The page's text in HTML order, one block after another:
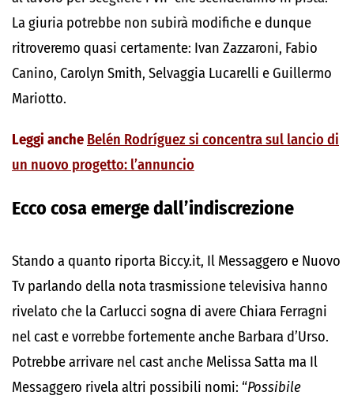
La giuria potrebbe non subirà modifiche e dunque
ritroveremo quasi certamente: Ivan Zazzaroni, Fabio
Canino, Carolyn Smith, Selvaggia Lucarelli e Guillermo
Mariotto.
Leggi anche Belén Rodríguez si concentra sul lancio di
un nuovo progetto: l’annuncio
Ecco cosa emerge dall’indiscrezione
Stando a quanto riporta Biccy.it, Il Messaggero e Nuovo
Tv parlando della nota trasmissione televisiva hanno
rivelato che la Carlucci sogna di avere Chiara Ferragni
nel cast e vorrebbe fortemente anche Barbara d’Urso.
Potrebbe arrivare nel cast anche Melissa Satta ma Il
Messaggero rivela altri possibili nomi: “Possibile